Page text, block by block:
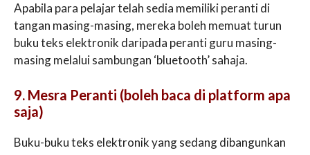
Apabila para pelajar telah sedia memiliki peranti di
tangan masing-masing, mereka boleh memuat turun
buku teks elektronik daripada peranti guru masing-
masing melalui sambungan ‘bluetooth’ sahaja.
9. Mesra Peranti (boleh baca di platform apa
saja)
Buku-buku teks elektronik yang sedang dibangunkan